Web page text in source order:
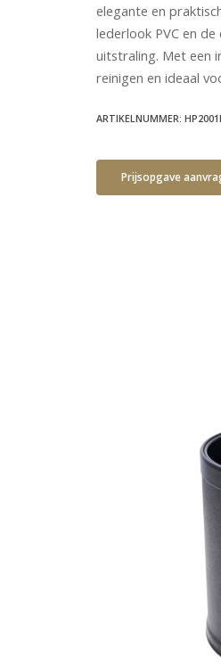
elegante en
lederlook PVC en
uitstraling. Met een
reinigen en ideaal
ARTIKELNUMMER:
Prijsopgave